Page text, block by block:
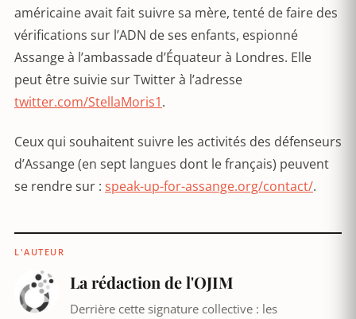
américaine avait fait suivre sa mère, tenté de faire des
vérifications sur l’ADN de ses enfants, espionné
Assange à l’ambassade d’Équateur à Londres. Elle
peut être suivie sur Twitter à l’adresse
twitter.com/StellaMoris1.
Ceux qui souhaitent suivre les activités des défenseurs
d’Assange (en sept langues dont le français) peuvent
se rendre sur : speak-up-for-assange.org/contact/.
L'AUTEUR
La rédaction de l'OJIM
Derrière cette signature collective : les